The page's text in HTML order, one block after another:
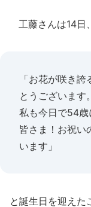
工藤さんは14日
「お花が咲き
とうございます。
私も今日で54
皆さま！お祝い
います」
と誕生日を迎えた